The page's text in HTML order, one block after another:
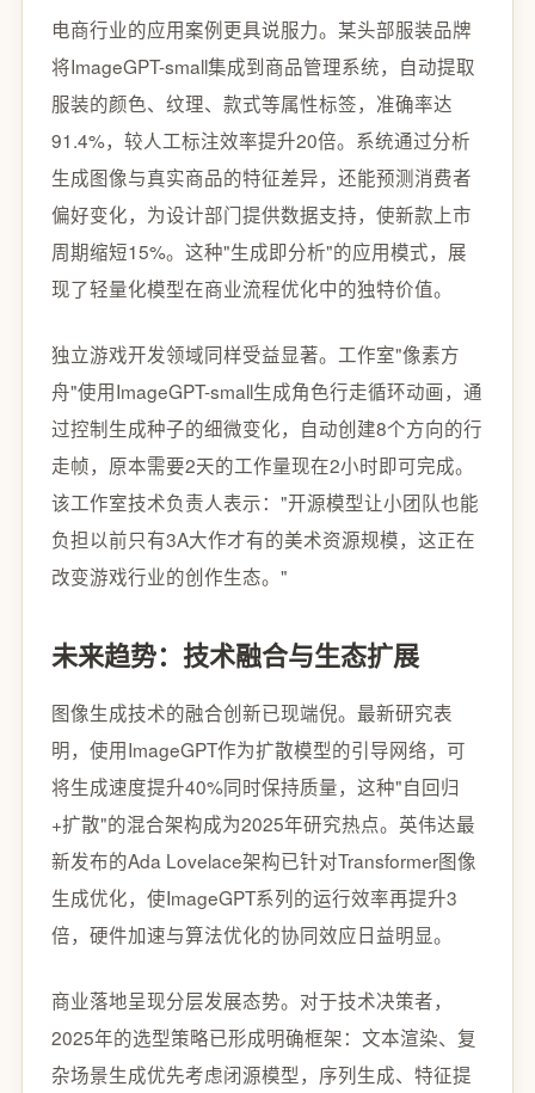
电商行业的应用案例更具说服力。某头部服装品牌
将ImageGPT-small集成到商品管理系统，自动提取
服装的颜色、纹理、款式等属性标签，准确率达
91.4%，较人工标注效率提升20倍。系统通过分析
生成图像与真实商品的特征差异，还能预测消费者
偏好变化，为设计部门提供数据支持，使新款上市
周期缩短15%。这种"生成即分析"的应用模式，展
现了轻量化模型在商业流程优化中的独特价值。
独立游戏开发领域同样受益显著。工作室"像素方
舟"使用ImageGPT-small生成角色行走循环动画，通
过控制生成种子的细微变化，自动创建8个方向的行
走帧，原本需要2天的工作量现在2小时即可完成。
该工作室技术负责人表示："开源模型让小团队也能
负担以前只有3A大作才有的美术资源规模，这正在
改变游戏行业的创作生态。"
未来趋势：技术融合与生态扩展
图像生成技术的融合创新已现端倪。最新研究表
明，使用ImageGPT作为扩散模型的引导网络，可
将生成速度提升40%同时保持质量，这种"自回归
+扩散"的混合架构成为2025年研究热点。英伟达最
新发布的Ada Lovelace架构已针对Transformer图像
生成优化，使ImageGPT系列的运行效率再提升3
倍，硬件加速与算法优化的协同效应日益明显。
商业落地呈现分层发展态势。对于技术决策者，
2025年的选型策略已形成明确框架：文本渲染、复
杂场景生成优先考虑闭源模型，序列生成、特征提